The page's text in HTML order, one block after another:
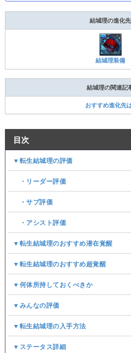
結城理の進化先
結城理装備
結城理の関連記
おすすめ進化先
目次
▼転生結城理の評価
・リーダー評価
・サブ評価
・アシスト評価
▼転生結城理のおすすめ潜在覚醒
▼転生結城理のおすすめ超覚醒
▼何体所持しておくべきか
▼みんなの評価
▼転生結城理の入手方法
▼ステータス詳細